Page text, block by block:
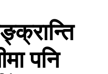
पनि